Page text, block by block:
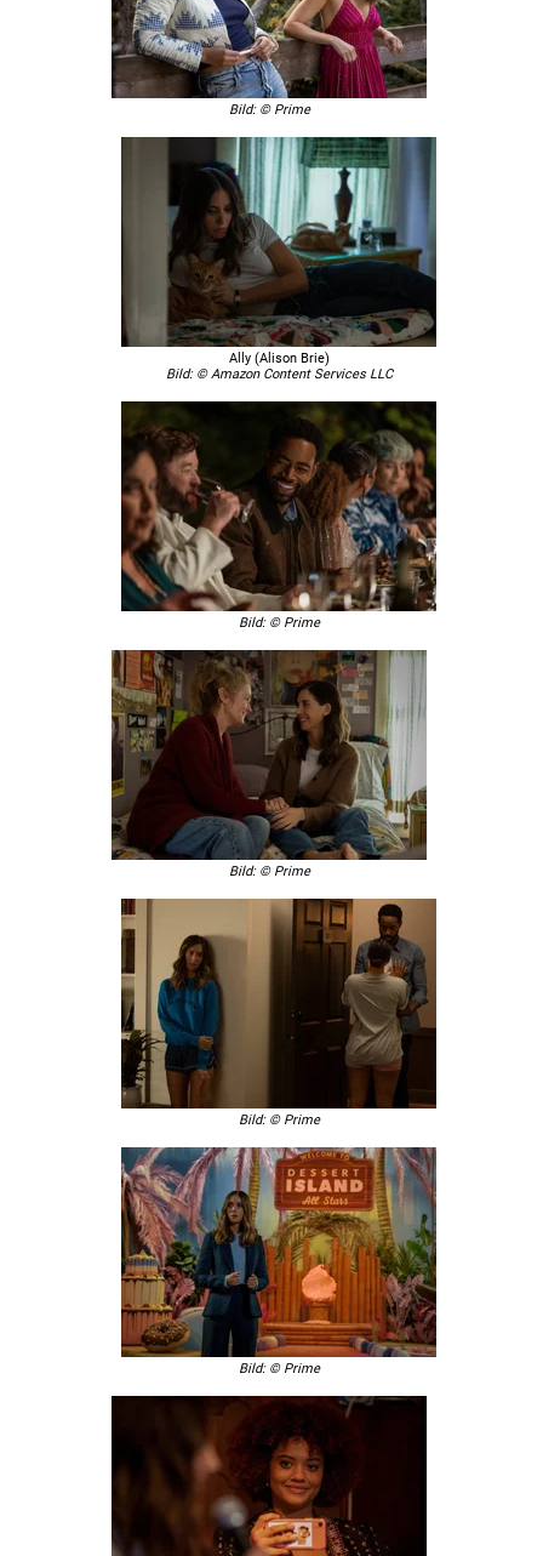
Bild: © Prime
Ally (Alison Brie)
Bild: © Amazon Content Services LLC
Bild: © Prime
Bild: © Prime
Bild: © Prime
Bild: © Prime